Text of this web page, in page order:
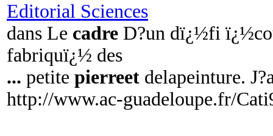
Editorial Sciences
dans Le cadre D?un dï¿½fi
fabriquï¿½ des
... petite pierreet delapeinture.
http://www.ac-guadeloupe.fr/